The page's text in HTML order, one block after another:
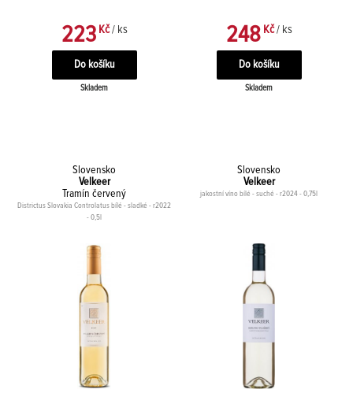
223Kč / ks
Skladem
248Kč / ks
Skladem
Slovensko
Velkeer
Tramín červený
Districtus Slovakia Controlatus bílé - sladké - r2022
- 0,5l
Slovensko
Velkeer
jakostní víno bílé - suché - r2024 - 0,75l